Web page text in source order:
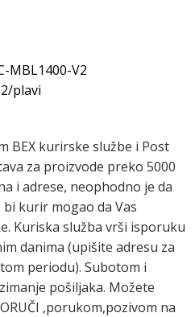
MBL1400-V2
plavi
BEX kurirske službe i Post
za proizvode preko 5000
i adrese, neophodno je da
kurir mogao da Vas
Kuriska služba vrši isporuku
danima (upišite adresu za
periodu). Subotom i
pošiljaka. Možete
,porukom,pozivom na